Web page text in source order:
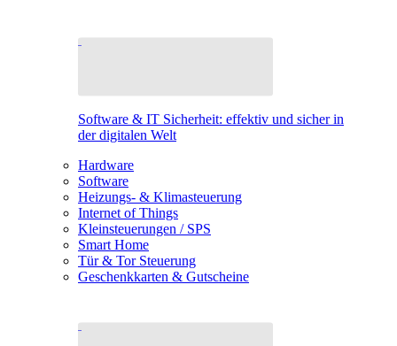
Software & IT Sicherheit: effektiv und sicher in
der digitalen Welt
Hardware
Software
Heizungs- & Klimasteuerung
Internet of Things
Kleinsteuerungen / SPS
Smart Home
Tür & Tor Steuerung
Geschenkkarten & Gutscheine